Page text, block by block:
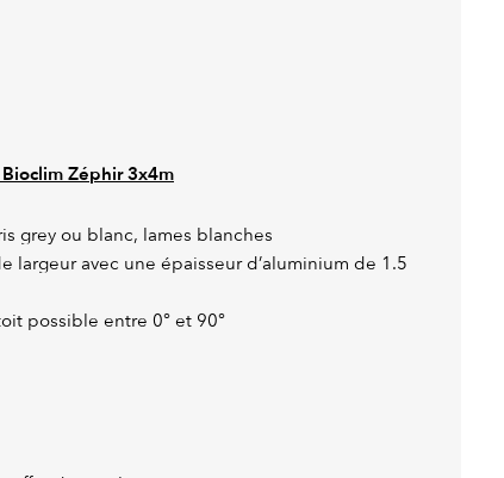
Zéphir 3x4m
grey ou blanc, lames blanches
largeur avec une épaisseur d’aluminium de 1.5
possible entre 0° et 90°